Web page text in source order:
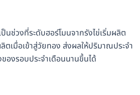
ป็นช่วงที่ระดับฮอร์โมนจากรังไข่เริ่มผลิต
ตเมื่อเข้าสู่วัยทอง ส่งผลให้ปริมาณประจำ
องรอบประจำเดือนนานขึ้นได้